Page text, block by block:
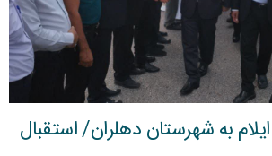
به شهرستان دهلران/ استقبال